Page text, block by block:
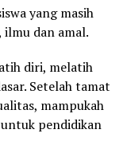
yang masih
dan amal.
diri, melatih
Setelah tamat
mampukah
pendidikan